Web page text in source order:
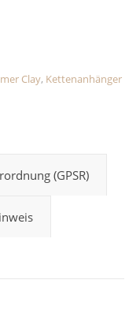
Clay, Kettenanhänger
(GPSR)